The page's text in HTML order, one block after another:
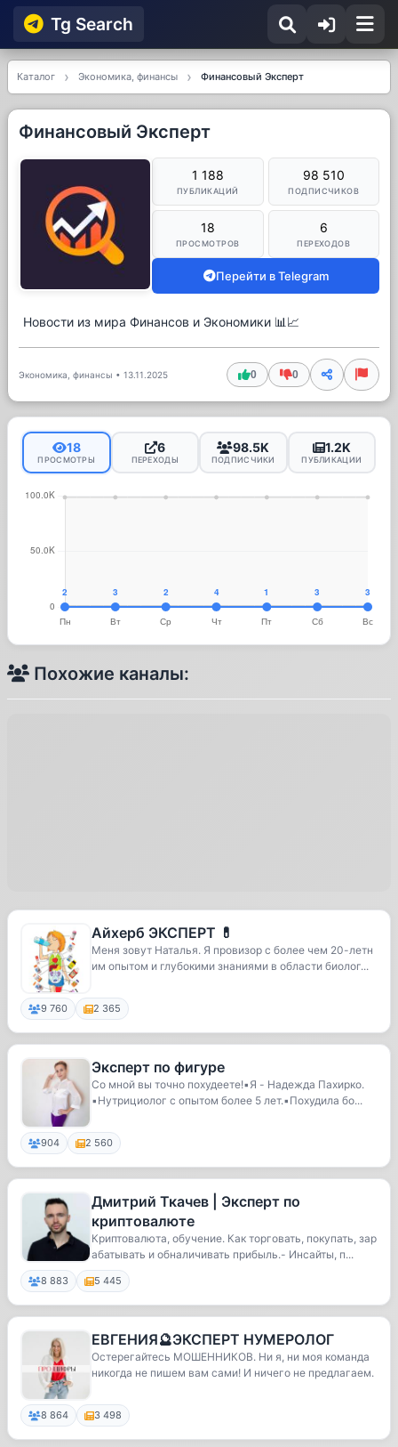
Tg Searсh
Каталог Экономика, финансы Финансовый Эксперт
Финансовый Эксперт
1 188
ПУБЛИКАЦИЙ
98 510
ПОДПИСЧИКОВ
18
ПРОСМОТРОВ
6
ПЕРЕХОДОВ
Перейти в Telegram
Новости из мира Финансов и Экономики 📊📈
Экономика, финансы • 13.11.2025 0 0
18
ПРОСМОТРЫ
6
ПЕРЕХОДЫ
98.5K
ПОДПИСЧИКИ
1.2K
ПУБЛИКАЦИИ
Похожие каналы:
Айхерб ЭКСПЕРТ 💊
Меня зовут Наталья. Я провизор с более чем 20-летн
им опытом и глубокими знаниями в области биолог...
9 760 2 365
Эксперт по фигуре
Со мной вы точно похудеете!▪️Я - Надежда Пахирко.
▪️Нутрициолог с опытом более 5 лет.▪️Похудила бо...
904 2 560
Дмитрий Ткачев | Эксперт по
криптовалюте
Криптовалюта, обучение. Как торговать, покупать, зар
абатывать и обналичивать прибыль.- Инсайты, п...
8 883 5 445
ЕВГЕНИЯ️️🔮ЭКСПЕРТ НУМЕРОЛОГ
Остерегайтесь МОШЕННИКОВ. Ни я, ни моя команда
никогда не пишем вам сами! И ничего не предлагаем.
8 864 3 498